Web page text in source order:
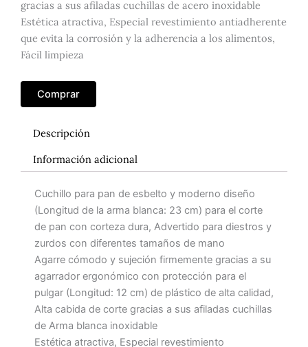
gracias a sus afiladas cuchillas de acero inoxidable
Estética atractiva, Especial revestimiento antiadherente
que evita la corrosión y la adherencia a los alimentos,
Fácil limpieza
Comprar
Descripción
Información adicional
Cuchillo para pan de esbelto y moderno diseño
(Longitud de la arma blanca: 23 cm) para el corte
de pan con corteza dura, Advertido para diestros y
zurdos con diferentes tamaños de mano
Agarre cómodo y sujeción firmemente gracias a su
agarrador ergonómico con protección para el
pulgar (Longitud: 12 cm) de plástico de alta calidad,
Alta cabida de corte gracias a sus afiladas cuchillas
de Arma blanca inoxidable
Estética atractiva, Especial revestimiento